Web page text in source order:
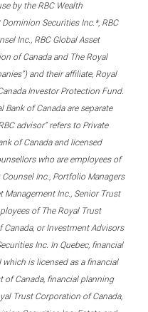
by the RBC Wealth
Securities Inc.*, RBC
Inc., RBC Global Asset
of Canada and The Royal
and their affiliate, Royal
Investor Protection Fund.
Bank of Canada are separate
advisor” refers to Private
of Canada and licensed
who are employees of
Inc., Portfolio Managers
Management Inc., Senior Trust
of The Royal Trust
or Investment Advisors
Inc. In Quebec, financial
is licensed as a financial
of Canada, financial planning
Trust Corporation of Canada,